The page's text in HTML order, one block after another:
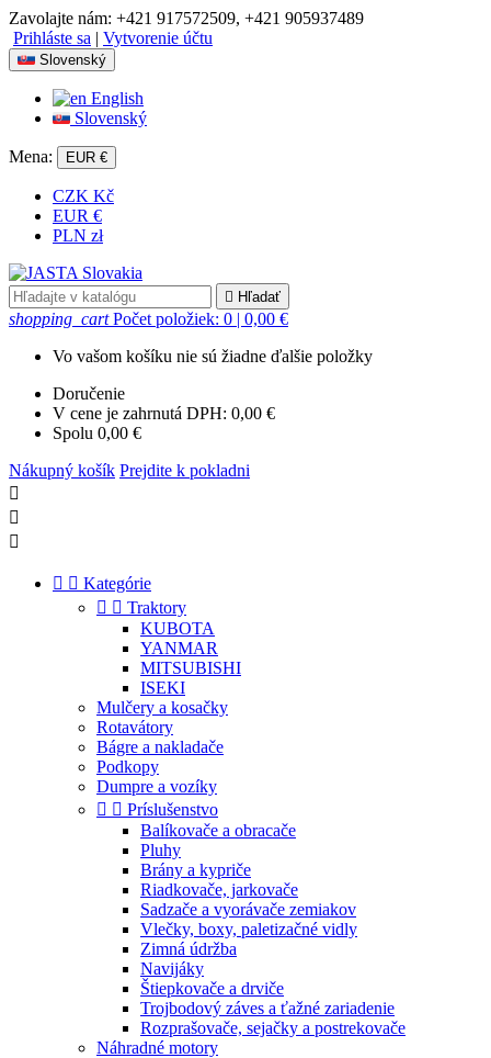
Zavolajte nám: +421 917572509, +421 905937489
Prihláste sa | Vytvorenie účtu
Slovenský
English
Slovenský
Mena: EUR €
CZK Kč
EUR €
PLN zł
 Hľadať
shopping_cart Počet položiek: 0 | 0,00 €
Vo vašom košíku nie sú žiadne ďalšie položky
Doručenie
V cene je zahrnutá DPH: 0,00 €
Spolu 0,00 €
Nákupný košík Prejdite k pokladni



  Kategórie
  Traktory
KUBOTA
YANMAR
MITSUBISHI
ISEKI
Mulčery a kosačky
Rotavátory
Bágre a nakladače
Podkopy
Dumpre a vozíky
  Príslušenstvo
Balíkovače a obracače
Pluhy
Brány a kypriče
Riadkovače, jarkovače
Sadzače a vyorávače zemiakov
Vlečky, boxy, paletizačné vidly
Zimná údržba
Navijáky
Štiepkovače a drviče
Trojbodový záves a ťažné zariadenie
Rozprašovače, sejačky a postrekovače
Náhradné motory